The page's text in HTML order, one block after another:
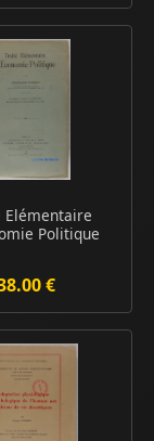
Elémentaire
Politique
€